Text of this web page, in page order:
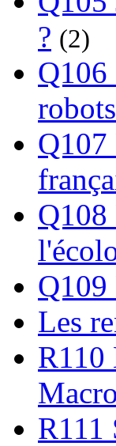
? (2)
Q107
Q108
Q109
Les
R110
R111